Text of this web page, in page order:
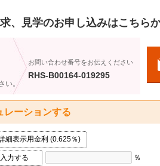
、見学のお申し込みはこちら
い。
お問い合わせ番号をお伝えください
RHS-B00164-019295
レーションする
細表示用金利 (0.625％)
力する ％